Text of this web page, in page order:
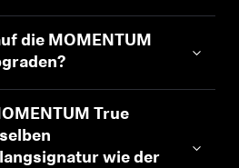
Subs
Zubehör
die MOMENTUM
True
wie der